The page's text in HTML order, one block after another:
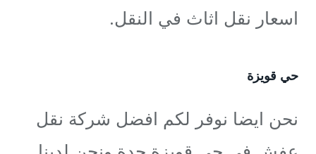
اسعار نقل اثاث في النقل.
حي قويزة
نحن ايضا نوفر لكم افضل شركة نقل